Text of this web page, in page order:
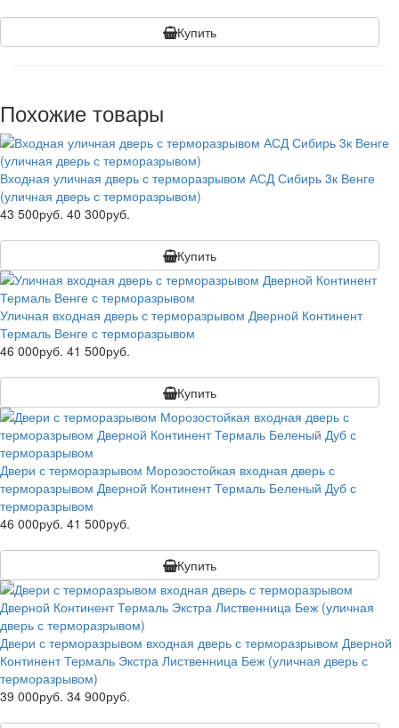
Купить
Похожие товары
Входная уличная дверь с терморазрывом АСД Сибирь 3к Венге
(уличная дверь с терморазрывом)
43 500руб. 40 300руб.
Купить
Уличная входная дверь с терморазрывом Дверной Континент
Термаль Венге с терморазрывом
46 000руб. 41 500руб.
Купить
Двери с терморазрывом Морозостойкая входная дверь с
терморазрывом Дверной Континент Термаль Беленый Дуб с
терморазрывом
46 000руб. 41 500руб.
Купить
Двери с терморазрывом входная дверь с терморазрывом Дверной
Континент Термаль Экстра Лиственница Беж (уличная дверь с
терморазрывом)
39 000руб. 34 900руб.